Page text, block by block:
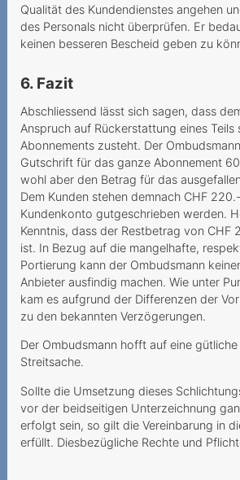
Qualität des Kundendienstes angehen
des Personals nicht überprüfen. Er
keinen besseren Bescheid geben zu
6. Fazit
Abschliessend lässt sich sagen, dass
Anspruch auf Rückerstattung eines Teils
Abonnements zusteht. Der
Gutschrift für das ganze Abonnement
wohl aber den Betrag für das
Dem Kunden stehen demnach CHF
Kundenkonto gutgeschrieben werden.
Kenntnis, dass der Restbetrag von CHF
ist. In Bezug auf die mangelhafte,
Portierung kann der Ombudsmann
Anbieter ausfindig machen. Wie unter
kam es aufgrund der Differenzen der
zu den bekannten Verzögerungen.
Der Ombudsmann hofft auf eine
Streitsache.
Sollte die Umsetzung dieses
vor der beidseitigen Unterzeichnung
erfolgt sein, so gilt die Vereinbarung in
erfüllt. Diesbezügliche Rechte und
Droit de
de
Fornitori di
aggiunto
2015
Fragliche
Herausgabe
Adressen
Prepaid nicht
einsehbar